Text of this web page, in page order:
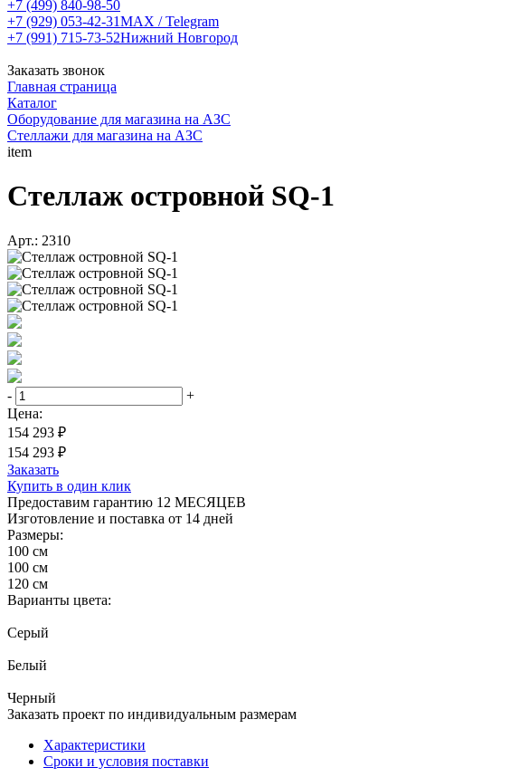
+7 (499) 840-98-50
+7 (929) 053-42-31MAX / Telegram
+7 (991) 715-73-52Нижний Новгород
Заказать звонок
Главная страница
Каталог
Оборудование для магазина на АЗС
Стеллажи для магазина на АЗС
item
Стеллаж островной SQ-1
Арт.: 2310
-
+
Цена:
154 293 ₽
154 293 ₽
Заказать
Купить в один клик
Предоставим гарантию 12 МЕСЯЦЕВ
Изготовление и поставка от 14 дней
Размеры:
100 см
100 см
120 см
Варианты цвета:
Серый
Белый
Черный
Заказать проект по индивидуальным размерам
Характеристики
Сроки и условия поставки